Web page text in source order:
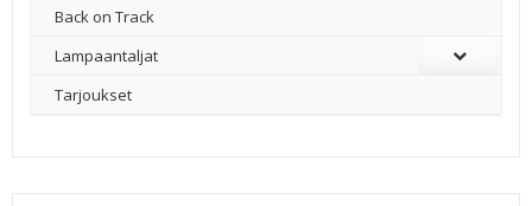
Back on Track
Lampaantaljat
Tarjoukset